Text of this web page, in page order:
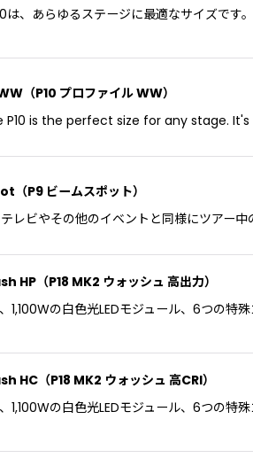
は、あらゆるステージに最適なサイズで
P10 プロファイル WW）
P10 is the perfect size for any stage.
P9 ビームスポット）
レビやその他のイベントと同様にツア
（P18 MK2 ウォッシュ 高出力）
1,100Wの白色光LEDモジュール、6つの
（P18 MK2 ウォッシュ 高CRI）
1,100Wの白色光LEDモジュール、6つの